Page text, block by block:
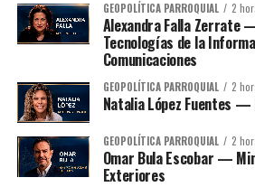
GEOPOLÍTICA PARROQUIAL 2
Alexandra Falla Zerrate
Tecnologías de la
Comunicaciones
GEOPOLÍTICA PARROQUIAL 2
Natalia López Fuentes
GEOPOLÍTICA PARROQUIAL 2
Omar Bula Escobar —
Exteriores